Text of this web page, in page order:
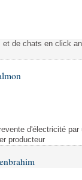
de chats en click
d'électricité
producteur